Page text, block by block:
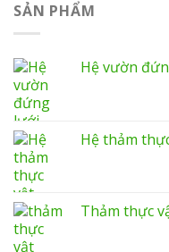
SẢN PHẨM
Hệ vườn
Hệ thảm
Thảm thực